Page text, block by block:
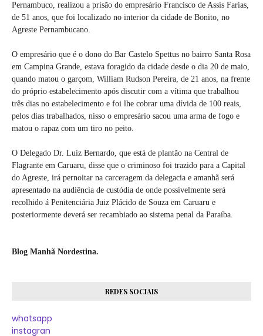
Pernambuco, realizou a prisão do empresário Francisco de Assis Farias,
de 51 anos, que foi localizado no interior da cidade de Bonito, no
Agreste Pernambucano.
O empresário que é o dono do Bar Castelo Spettus no bairro Santa Rosa
em Campina Grande, estava foragido da cidade desde o dia 20 de maio,
quando matou o garçom, William Rudson Pereira, de 21 anos, na frente
do próprio estabelecimento após discutir com a vítima que trabalhou
três dias no estabelecimento e foi lhe cobrar uma dívida de 100 reais,
pelos dias trabalhados, nisso o empresário sacou uma arma de fogo e
matou o rapaz com um tiro no peito.
O Delegado Dr. Luiz Bernardo, que está de plantão na Central de
Flagrante em Caruaru, disse que o criminoso foi trazido para a Capital
do Agreste, irá pernoitar na carceragem da delegacia e amanhã será
apresentado na audiência de custódia de onde possivelmente será
recolhido á Penitenciária Juiz Plácido de Souza em Caruaru e
posteriormente deverá ser recambiado ao sistema penal da Paraíba.
Blog Manhã Nordestina.
REDES SOCIAIS
whatsapp
instagran